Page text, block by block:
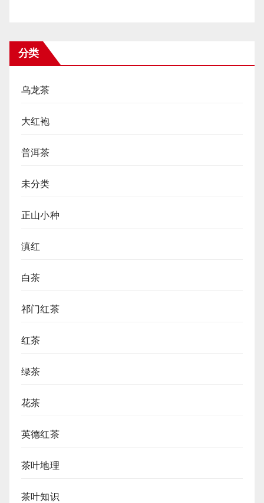
分类
乌龙茶
大红袍
普洱茶
未分类
正山小种
滇红
白茶
祁门红茶
红茶
绿茶
花茶
英德红茶
茶叶地理
茶叶知识